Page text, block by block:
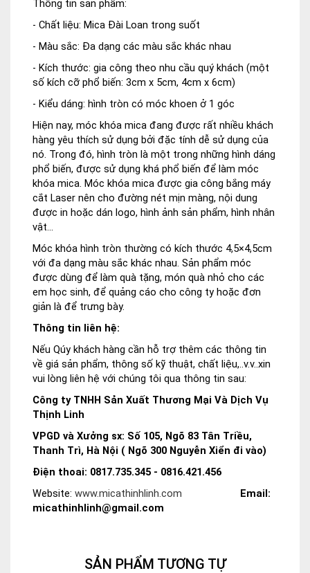
Thông tin sản phẩm:
- Chất liệu: Mica Đài Loan trong suốt
- Màu sắc: Đa dạng các màu sắc khác nhau
- Kích thước: gia công theo nhu cầu quý khách (một
số kích cỡ phổ biến: 3cm x 5cm, 4cm x 6cm)
- Kiểu dáng: hình tròn có móc khoen ở 1 góc
Hiện nay, móc khóa mica đang được rất nhiều khách
hàng yêu thích sử dụng bởi đặc tính dễ sử dụng của
nó. Trong đó, hình tròn là một trong những hình dáng
phổ biến, được sử dụng khá phổ biến để làm móc
khóa mica. Móc khóa mica được gia công bắng máy
cắt Laser nên cho đường nét mịn màng, nội dung
được in hoặc dán logo, hình ảnh sản phẩm, hình nhân
vật…
Móc khóa hình tròn thường có kích thước 4,5×4,5cm
với đa dạng màu sắc khác nhau. Sản phẩm móc
được dùng để làm quà tặng, món quà nhỏ cho các
em học sinh, để quảng cáo cho công ty hoặc đơn
giản là để trưng bày.
Thông tin liên hệ:
Nếu Qúy khách hàng cần hỗ trợ thêm các thông tin
về giá sản phẩm, thông số kỹ thuật, chất liệu,..v.v..xin
vui lòng liên hệ với chúng tôi qua thông tin sau:
Công ty TNHH Sản Xuất Thương Mại Và Dịch Vụ
Thịnh Linh
VPGD và Xưởng sx: Số 105, Ngõ 83 Tân Triều,
Thanh Trì, Hà Nội ( Ngõ 300 Nguyễn Xiển đi vào)
Điện thoai: 0817.735.345 - 0816.421.456
Website: www.micathinhlinh.com
Email:
micathinhlinh@gmail.com
SẢN PHẨM TƯƠNG TỰ